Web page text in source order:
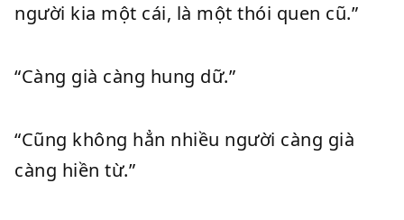
người kia một cái, là một thói quen cũ.”
“Càng già càng hung dữ.”
“Cũng không hẳn nhiều người càng già
càng hiền từ.”